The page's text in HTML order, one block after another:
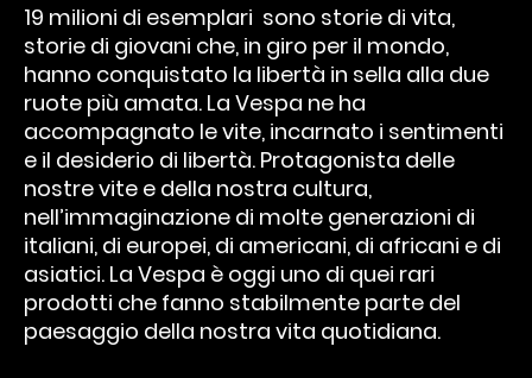
19 milioni di esemplari sono storie di vita,
storie di giovani che, in giro per il mondo,
hanno conquistato la libertà in sella alla due
ruote più amata. La Vespa ne ha
accompagnato le vite, incarnato i sentimenti
e il desiderio di libertà. Protagonista delle
nostre vite e della nostra cultura,
nell’immaginazione di molte generazioni di
italiani, di europei, di americani, di africani e di
asiatici. La Vespa è oggi uno di quei rari
prodotti che fanno stabilmente parte del
paesaggio della nostra vita quotidiana.